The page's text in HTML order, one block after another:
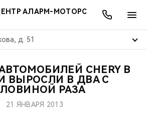
АЛАРМ-МОТОРС
д. 51
МОДЕЛИ
ПОКУПАТЕЛЯМ
ВЛАДЕЛЬЦАМ
МИР CHERY
АКЦИИСЕРВИСЫ
О КОМПАНИИ
CHERY В
ВЫРОСЛИ В ДВА С
РАЗА
21 ЯНВАРЯ 2013